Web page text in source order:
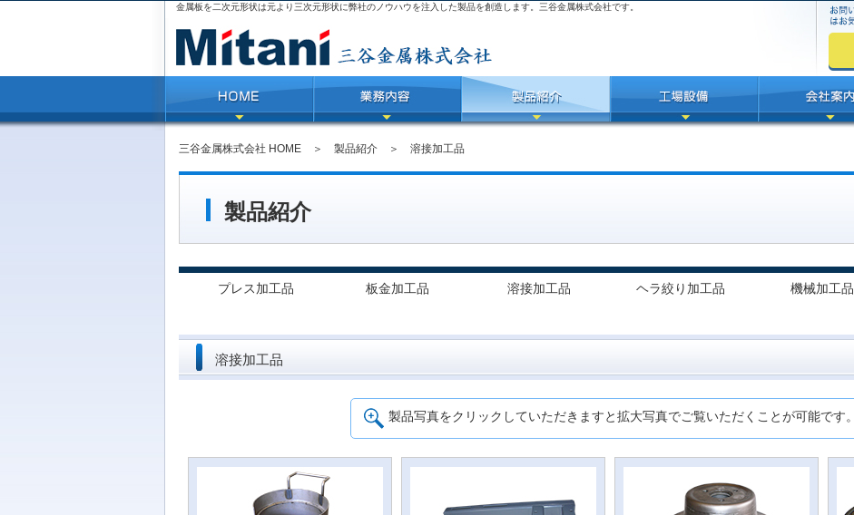
金属板を二次元形状は元より三次元形状に弊社のノウハウを注入した製品を創造します。三谷金属株式会社です。
三谷金属株式会社 HOME ＞ 製品紹介 ＞ 溶接加工品
製品紹介
プレス加工品 板金加工品 溶接加工品 ヘラ絞り加工品 機械加工品
溶接加工品
製品写真をクリックしていただきますと拡大写真でご覧いただくことが可能です。